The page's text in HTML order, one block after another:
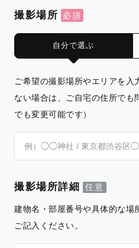
撮影場所
自分で選ぶ
ご希望の撮影場所やエリアを入
ない場合は、ご自宅の住所でも
でも変更可能です）
撮影場所詳細
建物名・部屋番号や具体的な場
ご記入ください。